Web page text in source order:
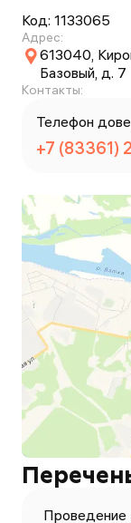
Код: 1133065
Адрес:
613040,
Базовый, д. 7
Контакты:
Телефон
+7 (83361)
Проведение